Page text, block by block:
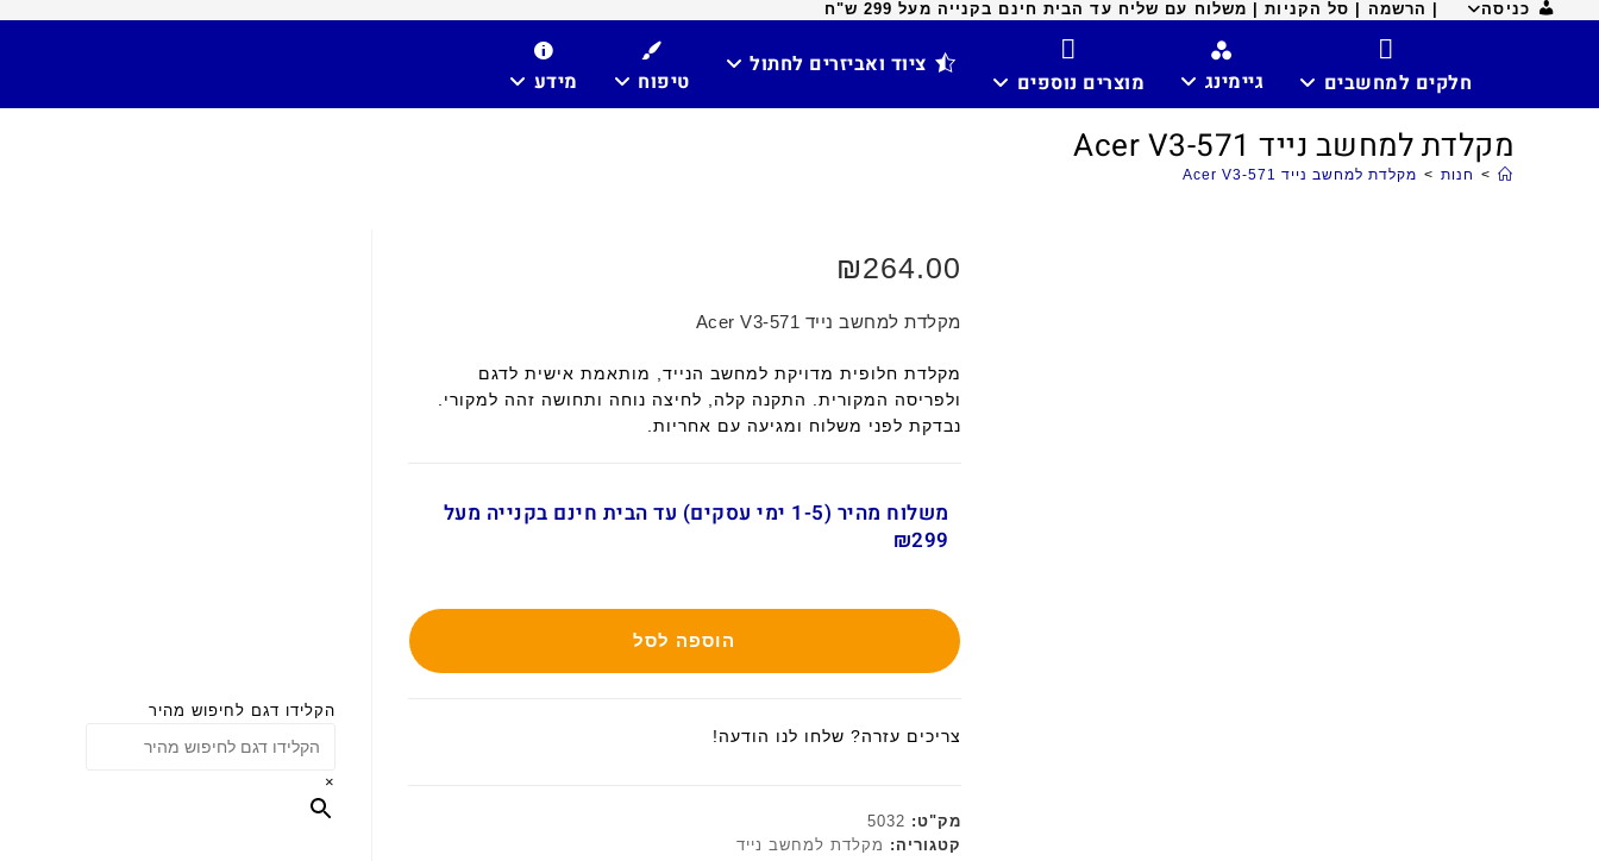
כניסה | הרשמה | סל הקניות | משלוח עם שליח עד הבית חינם בקנייה מעל 299 ש"ח
חלקים למחשבים גיימינג מוצרים נוספים
ציוד ואביזרים לחתול
טיפוח מידע
מקלדת למחשב נייד Acer V3-571
> חנות > מקלדת למחשב נייד Acer V3-571
₪264.00
מקלדת למחשב נייד Acer V3-571
מקלדת חלופית מדויקת למחשב הנייד, מותאמת אישית לדגם
ולפריסה המקורית. התקנה קלה, לחיצה נוחה ותחושה זהה למקורי.
נבדקת לפני משלוח ומגיעה עם אחריות.
משלוח מהיר (1-5 ימי עסקים) עד הבית חינם בקנייה מעל
₪299
הוספה לסל
צריכים עזרה? שלחו לנו הודעה!
מק"ט: 5032
קטגוריה: מקלדת למחשב נייד
הקלידו דגם לחיפוש מהיר
×